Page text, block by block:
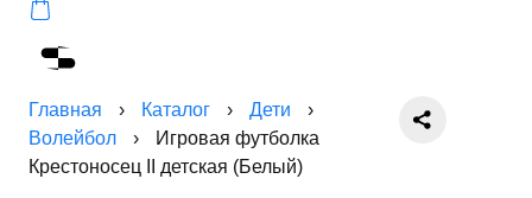
Главная › Каталог › Дети
›
Волейбол
›
Игровая футболка
Крестоносец II детская (Белый)